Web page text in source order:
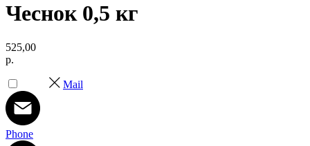
Чеснок 0,5 кг
525,00
р.
Mail
Phone